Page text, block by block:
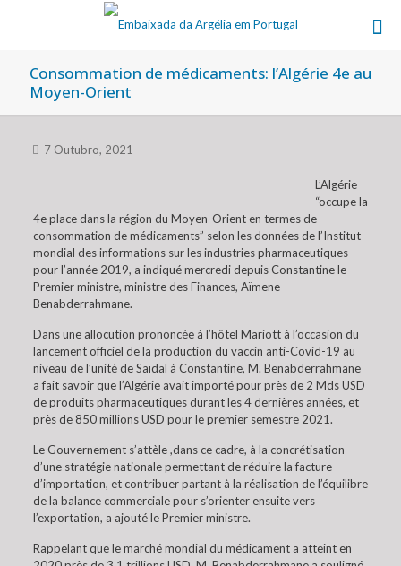
Consommation de médicaments: l’Algérie 4e au
Moyen-Orient
7 Outubro, 2021
L’Algérie
“occupe la
4e place dans la région du Moyen-Orient en termes de
consommation de médicaments” selon les données de l’Institut
mondial des informations sur les industries pharmaceutiques
pour l’année 2019, a indiqué mercredi depuis Constantine le
Premier ministre, ministre des Finances, Aïmene
Benabderrahmane.
Dans une allocution prononcée à l’hôtel Mariott à l’occasion du
lancement officiel de la production du vaccin anti-Covid-19 au
niveau de l’unité de Saïdal à Constantine, M. Benabderrahmane
a fait savoir que l’Algérie avait importé pour près de 2 Mds USD
de produits pharmaceutiques durant les 4 dernières années, et
près de 850 millions USD pour le premier semestre 2021.
Le Gouvernement s’attèle ,dans ce cadre, à la concrétisation
d’une stratégie nationale permettant de réduire la facture
d’importation, et contribuer partant à la réalisation de l’équilibre
de la balance commerciale pour s’orienter ensuite vers
l’exportation, a ajouté le Premier ministre.
Rappelant que le marché mondial du médicament a atteint en